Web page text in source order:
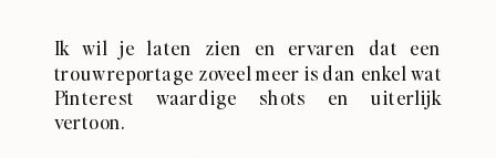
Ik wil je laten zien en ervaren dat een
trouwreportage zoveel meer is dan enkel wat
Pinterest waardige shots en uiterlijk
vertoon.